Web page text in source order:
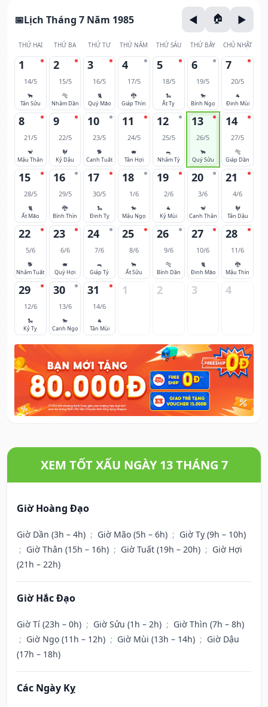
Lịch Tháng 7 Năm 1985
THỨ HAI THỨ BA THỨ TƯ THỨ NĂM THỨ SÁU THỨ BẢY CHỦ NHẬT
1
14/5
🐂
Tân Sửu
2
15/5
🐅
Nhâm Dần
3
16/5
🐈
Quý Mão
4
17/5
🐉
Giáp Thìn
5
18/5
🐍
Ất Tỵ
6
19/5
🐎
Bính Ngọ
7
20/5
🐐
Đinh Mùi
8
21/5
🐒
Mậu Thân
9
22/5
🐓
Kỷ Dậu
10
23/5
🐕
Canh Tuất
11
24/5
🐖
Tân Hợi
12
25/5
🐀
Nhâm Tý
13
26/5
🐂
Quý Sửu
14
27/5
🐅
Giáp Dần
15
28/5
🐈
Ất Mão
16
29/5
🐉
Bính Thìn
17
30/5
🐍
Đinh Tỵ
18
1/6
🐎
Mậu Ngọ
19
2/6
🐐
Kỷ Mùi
20
3/6
🐒
Canh Thân
21
4/6
🐓
Tân Dậu
22
5/6
🐕
Nhâm Tuất
23
6/6
🐖
Quý Hợi
24
7/6
🐀
Giáp Tý
25
8/6
🐂
Ất Sửu
26
9/6
🐅
Bính Dần
27
10/6
🐈
Đinh Mão
28
11/6
🐉
Mậu Thìn
29
12/6
🐍
Kỷ Tỵ
30
13/6
🐎
Canh Ngọ
31
14/6
🐐
Tân Mùi
1 2 3 4
XEM TỐT XẤU NGÀY 13 THÁNG 7
Giờ Hoàng Đạo
Giờ Dần (3h – 4h) ; Giờ Mão (5h – 6h) ; Giờ Tỵ (9h – 10h)
; Giờ Thân (15h – 16h) ; Giờ Tuất (19h – 20h) ; Giờ Hợi
(21h – 22h)
Giờ Hắc Đạo
Giờ Tí (23h – 0h) ; Giờ Sửu (1h – 2h) ; Giờ Thìn (7h – 8h)
; Giờ Ngọ (11h – 12h) ; Giờ Mùi (13h – 14h) ; Giờ Dậu
(17h – 18h)
Các Ngày Kỵ